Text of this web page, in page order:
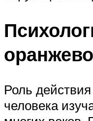
Роль
человека